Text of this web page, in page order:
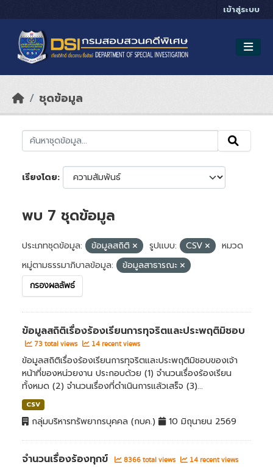
เข้าสู่ระบบ
ชุดข้อมูล
เรียงโดย
พบ 7 ชุดข้อมูล
ประเภทชุดข้อมูล: ข้อมูลสถิติ รูปแบบ: CSV
หมวด
หมู่ตามธรรมาภิบาลข้อมูล:
ข้อมูลสาธารณะ
กรองผลลัพธ์
ข้อมูลสถิติเรื่องร้องเรียนการทุจริตและประพฤติมิชอบ
73 total views 14 recent views
ข้อมูลสถิติเรื่องร้องเรียนการทุจริตและประพฤติมิชอบของเจ้า
หน้าที่ของหน่วยงาน ประกอบด้วย (1) จำนวนเรื่องร้องเรียน
ทั้งหมด (2) จำนวนเรื่องที่ดำเนินการแล้วเสร็จ (3)...
CSV
กลุ่มบริหารทรัพยากรบุคคล (กบค.) 10 มิถุนายน 2569
จำนวนเรื่องร้องทุกข์ 8366 total views 14 recent views